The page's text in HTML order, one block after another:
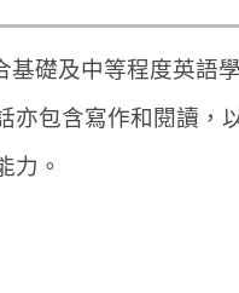
礎及中等程度英語
亦包含寫作和閱讀，
力。